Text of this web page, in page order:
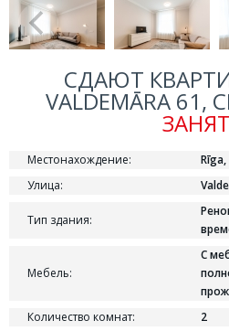
СДАЮТ
VALDEMĀRA 61,
Местонахождение:
Улица:
Тип здания:
Мебель:
С
Количество комнат:
2